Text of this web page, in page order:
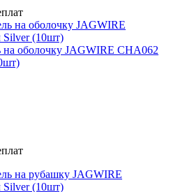
на оболочку JAGWIRE CHA062